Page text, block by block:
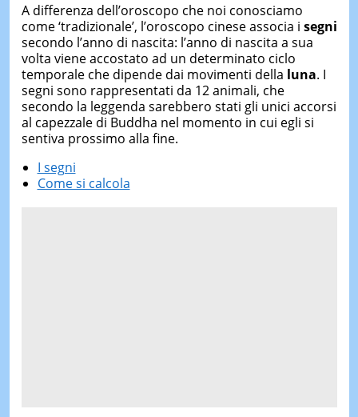
A differenza dell’oroscopo che noi conosciamo
come ‘tradizionale’, l’oroscopo cinese associa i segni
secondo l’anno di nascita: l’anno di nascita a sua
volta viene accostato ad un determinato ciclo
temporale che dipende dai movimenti della luna. I
segni sono rappresentati da 12 animali, che
secondo la leggenda sarebbero stati gli unici accorsi
al capezzale di Buddha nel momento in cui egli si
sentiva prossimo alla fine.
I segni
Come si calcola